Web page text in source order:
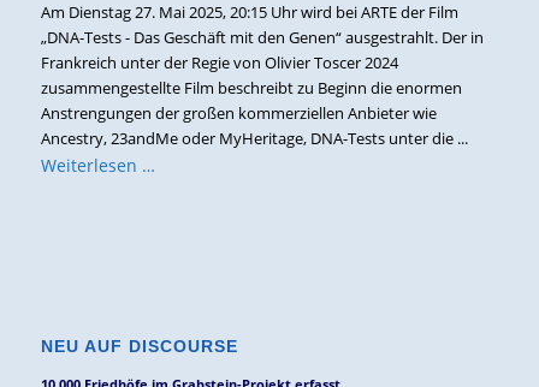
Am Dienstag 27. Mai 2025, 20:15 Uhr wird bei ARTE der Film
„DNA-Tests - Das Geschäft mit den Genen“ ausgestrahlt. Der in
Frankreich unter der Regie von Olivier Toscer 2024
zusammengestellte Film beschreibt zu Beginn die enormen
Anstrengungen der großen kommerziellen Anbieter wie
Ancestry, 23andMe oder MyHeritage, DNA-Tests unter die ...
Weiterlesen …
NEU AUF DISCOURSE